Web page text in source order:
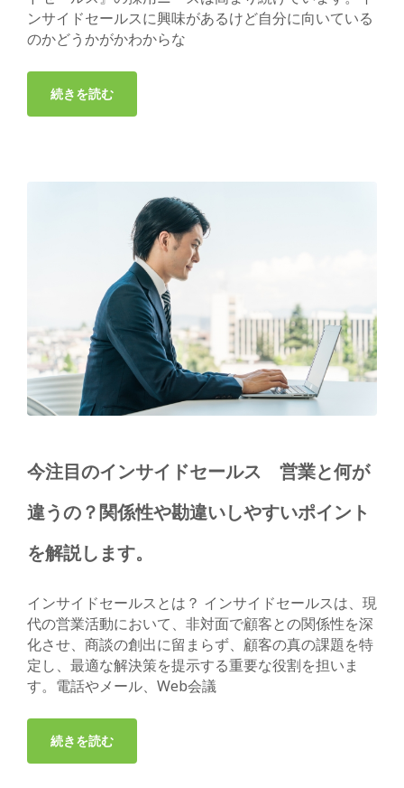
ンサイドセールスに興味があるけど自分に向いている
のかどうかがかわからな
今注目のインサイドセールス 営業と何が
違うの？関係性や勘違いしやすいポイント
を解説します。
インサイドセールスとは？ インサイドセールスは、現
代の営業活動において、非対面で顧客との関係性を深
化させ、商談の創出に留まらず、顧客の真の課題を特
定し、最適な解決策を提示する重要な役割を担いま
す。電話やメール、Web会議